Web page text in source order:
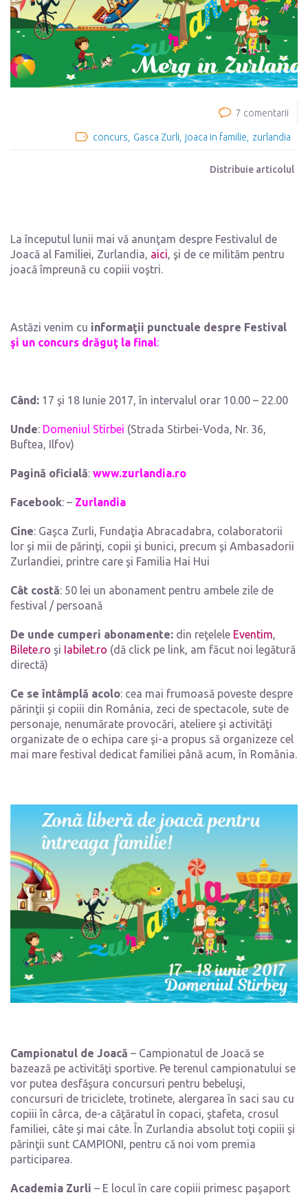
7 comentarii
concurs Gasca Zurli joaca in familie zurlandia
Distribuie articolul
La începutul lunii mai vă anunţam despre Festivalul de
Joacă al Familiei, Zurlandia, aici, şi de ce milităm pentru
joacă împreună cu copiii voştri.
Astăzi venim cu informaţii punctuale despre Festival
şi un concurs drăguţ la final:
Când: 17 şi 18 Iunie 2017, în intervalul orar 10.00 – 22.00
Unde: Domeniul Stirbei (Strada Stirbei-Voda, Nr. 36,
Buftea, Ilfov)
Pagină oficială: www.zurlandia.ro
Facebook: – Zurlandia
Cine: Gaşca Zurli, Fundaţia Abracadabra, colaboratorii
lor şi mii de părinţi, copii şi bunici, precum şi Ambasadorii
Zurlandiei, printre care şi Familia Hai Hui
Cât costă: 50 lei un abonament pentru ambele zile de
festival / persoană
De unde cumperi abonamente: din reţelele Eventim,
Bilete.ro şi Iabilet.ro (dă click pe link, am făcut noi legătură
directă)
Ce se întâmplă acolo: cea mai frumoasă poveste despre
părinţii şi copiii din România, zeci de spectacole, sute de
personaje, nenumărate provocări, ateliere şi activităţi
organizate de o echipa care şi-a propus să organizeze cel
mai mare festival dedicat familiei până acum, în România.
Campionatul de Joacă – Campionatul de Joacă se
bazează pe activităţi sportive. Pe terenul campionatului se
vor putea desfăşura concursuri pentru bebeluşi,
concursuri de triciclete, trotinete, alergarea în saci sau cu
copiii în cârca, de-a căţăratul în copaci, ştafeta, crosul
familiei, câte şi mai câte. În Zurlandia absolut toţi copiii şi
părinţii sunt CAMPIONI, pentru că noi vom premia
participarea.
Academia Zurli – E locul în care copiii primesc paşaport